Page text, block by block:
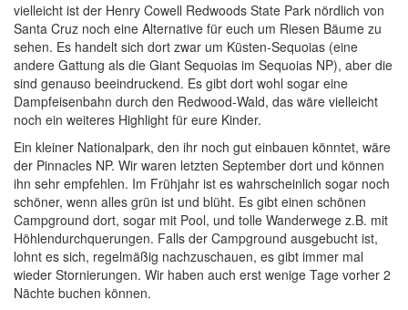
vielleicht ist der Henry Cowell Redwoods State Park nördlich von
Santa Cruz noch eine Alternative für euch um Riesen Bäume zu
sehen. Es handelt sich dort zwar um Küsten-Sequoias (eine
andere Gattung als die Giant Sequoias im Sequoias NP), aber die
sind genauso beeindruckend. Es gibt dort wohl sogar eine
Dampfeisenbahn durch den Redwood-Wald, das wäre vielleicht
noch ein weiteres Highlight für eure Kinder.
Ein kleiner Nationalpark, den ihr noch gut einbauen könntet, wäre
der Pinnacles NP. Wir waren letzten September dort und können
ihn sehr empfehlen. Im Frühjahr ist es wahrscheinlich sogar noch
schöner, wenn alles grün ist und blüht. Es gibt einen schönen
Campground dort, sogar mit Pool, und tolle Wanderwege z.B. mit
Höhlendurchquerungen. Falls der Campground ausgebucht ist,
lohnt es sich, regelmäßig nachzuschauen, es gibt immer mal
wieder Stornierungen. Wir haben auch erst wenige Tage vorher 2
Nächte buchen können.